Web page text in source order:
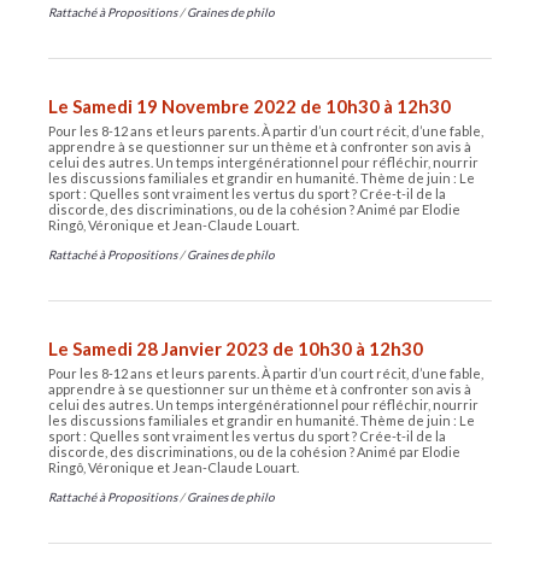
Rattaché à Propositions /Graines de philo
Le Samedi 19 Novembre 2022 de 10h30 à 12h30
Pour les 8-12 ans et leurs parents. À partir d’un court récit, d’une fable,
apprendre à se questionner sur un thème et à confronter son avis à
celui des autres. Un temps intergénérationnel pour réfléchir, nourrir
les discussions familiales et grandir en humanité. Thème de juin : Le
sport : Quelles sont vraiment les vertus du sport ? Crée-t-il de la
discorde, des discriminations, ou de la cohésion ? Animé par Elodie
Ringô, Véronique et Jean-Claude Louart.
Rattaché à Propositions /Graines de philo
Le Samedi 28 Janvier 2023 de 10h30 à 12h30
Pour les 8-12 ans et leurs parents. À partir d’un court récit, d’une fable,
apprendre à se questionner sur un thème et à confronter son avis à
celui des autres. Un temps intergénérationnel pour réfléchir, nourrir
les discussions familiales et grandir en humanité. Thème de juin : Le
sport : Quelles sont vraiment les vertus du sport ? Crée-t-il de la
discorde, des discriminations, ou de la cohésion ? Animé par Elodie
Ringô, Véronique et Jean-Claude Louart.
Rattaché à Propositions /Graines de philo